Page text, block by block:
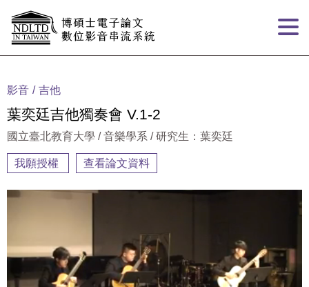
影音 吉他
葉奕廷吉他獨奏會 V.1-2
國立臺北教育大學 / 音樂學系 / 研究生：葉奕廷
我願授權 查看論文資料